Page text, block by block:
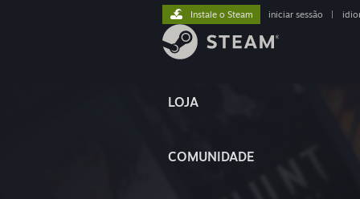
LOJA
COMUNIDADE
Instale o Steam iniciar sessão